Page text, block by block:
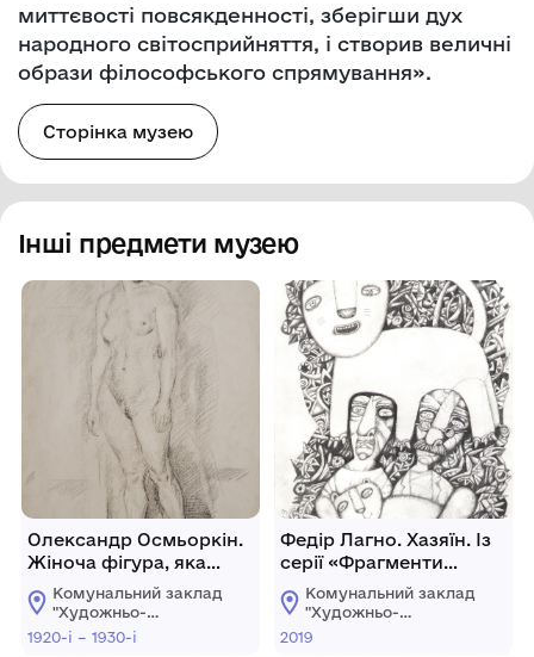
миттєвості повсякденності, зберігши дух
народного світосприйняття, і створив величні
образи філософського спрямування».
Сторінка музею
Інші предмети музею
Олександр Осмьоркін.
Жіноча фігура, яка
стоїть.
Комунальний заклад
"Художньо-
меморіальний музей
1920-і – 1930-і
Федір Лагно. Хазяїн. Із
серії «Фрагменти
вітальності &
мортальності».
Комунальний заклад
"Художньо-
меморіальний музей
2019